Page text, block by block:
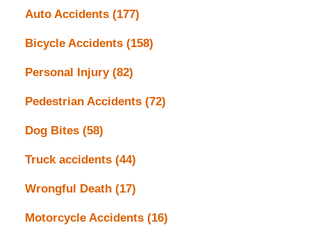
Auto Accidents (177)
Bicycle Accidents (158)
Personal Injury (82)
Pedestrian Accidents (72)
Dog Bites (58)
Truck accidents (44)
Wrongful Death (17)
Motorcycle Accidents (16)